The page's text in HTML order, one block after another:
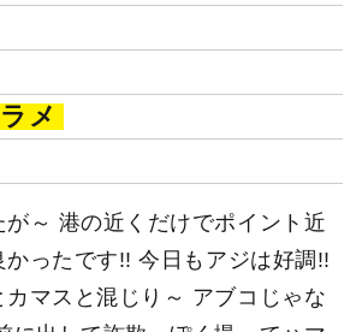
メ
が～ 港の近くだけでポイント近
かったです!! 今日もアジは好調!!
カマスと混じり～ アブコじゃな